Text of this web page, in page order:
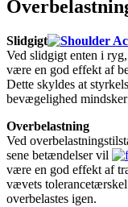
Slidgigt
Ved slidgigt enten i
være en god effekt af
Dette skyldes at
bevægelighed
Overbelastning
Ved
sene betændelser vil
være en god effekt af
vævets
overbelastes igen.